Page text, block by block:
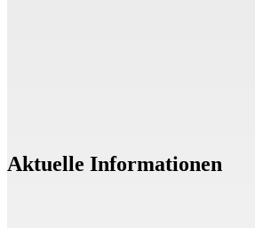
Aktuelle Informationen